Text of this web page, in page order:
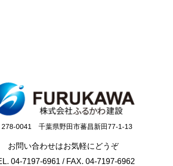
278-0041 千葉県野田市蕃昌新田77-1-13
お問い合わせはお気軽にどうぞ
04-7197-6961 / FAX. 04-7197-6962